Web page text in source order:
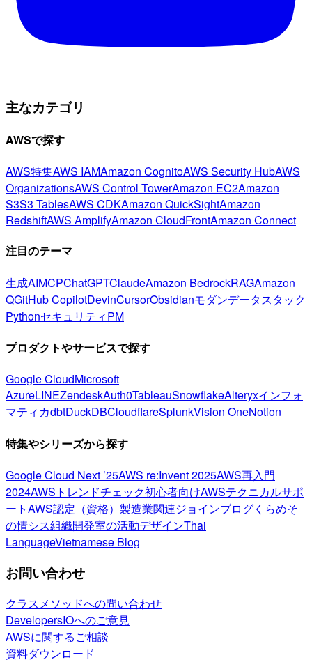
主なカテゴリ
AWSで探す
AWS特集AWS IAMAmazon CognitoAWS Security HubAWS
OrganizationsAWS Control TowerAmazon EC2Amazon
S3S3 TablesAWS CDKAmazon QuickSightAmazon
RedshiftAWS AmplifyAmazon CloudFrontAmazon Connect
注目のテーマ
生成AIMCPChatGPTClaudeAmazon BedrockRAGAmazon
QGitHub CopilotDevinCursorObsidianモダンデータスタック
PythonセキュリティPM
プロダクトやサービスで探す
Google CloudMicrosoft
AzureLINEZendeskAuth0TableauSnowflakeAlteryxインフォ
マティカdbtDuckDBCloudflareSplunkVision OneNotion
特集やシリーズから探す
Google Cloud Next ’25AWS re:Invent 2025AWS再入門
2024AWSトレンドチェック初心者向けAWSテクニカルサポ
ートAWS認定（資格） 製造業関連ジョインブログくらめそ
の情シス組織開発室の活動デザインThai
LanguageVietnamese Blog
お問い合わせ
クラスメソッドへの問い合わせ
DevelopersIOへのご意見
AWSに関するご相談
資料ダウンロード